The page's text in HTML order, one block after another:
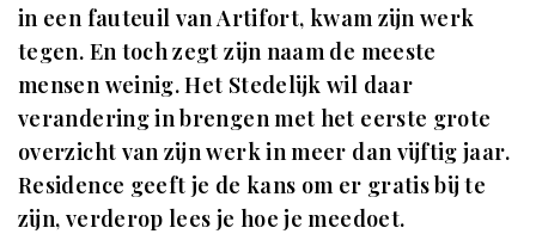
in een fauteuil van Artifort, kwam zijn werk
tegen. En toch zegt zijn naam de meeste
mensen weinig. Het Stedelijk wil daar
verandering in brengen met het eerste grote
overzicht van zijn werk in meer dan vijftig jaar.
Residence geeft je de kans om er gratis bij te
zijn, verderop lees je hoe je meedoet.